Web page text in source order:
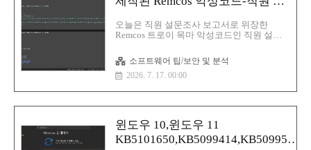
오늘은 직원 설문조사 보고서로 위장한
Remcos 트로이 목마 악성코드인 직원 설문
다.Remcos는 일반적으로 피싱 공격을 통해
유포하는 트로이 목마이며 주로 송장 또는
주문이라고 위장을 하고 있으며 Remcos 특
UAC(사용자 계정 제어)를 비활성화할 수 있
습니다. 이런 방법을 통해서 공격자가 악성
코드 실행이 더 쉬워집니다.방어 회
피:Remcos는 프로세스 인젝션을 사용하여
소프트웨어 팁/보안 및 분석
2026. 7. 17. 00:00
윈도우 10,윈도우 11
KB5101650,KB5099414,KB5099539